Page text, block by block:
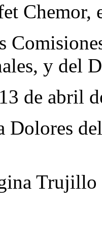
Chemor,
y del
de abril
Dolores